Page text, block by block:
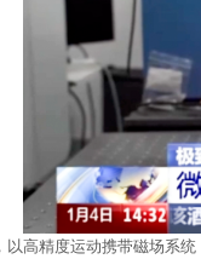
精度运动携带磁场系统